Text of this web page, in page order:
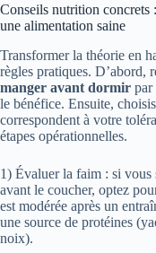
Conseils nutrition concrets
une alimentation saine
Transformer la théorie en
règles pratiques. D’abord,
manger avant dormir par
le bénéfice. Ensuite,
correspondent à votre
étapes opérationnelles.
1) Évaluer la faim : si vous
avant le coucher, optez
est modérée après un
une source de protéines
noix).